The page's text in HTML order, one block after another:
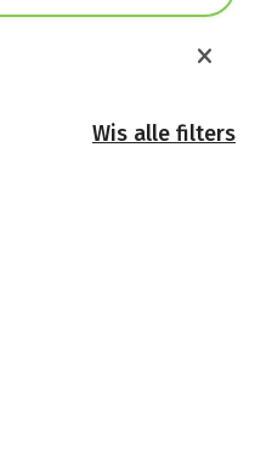
Wis alle filters